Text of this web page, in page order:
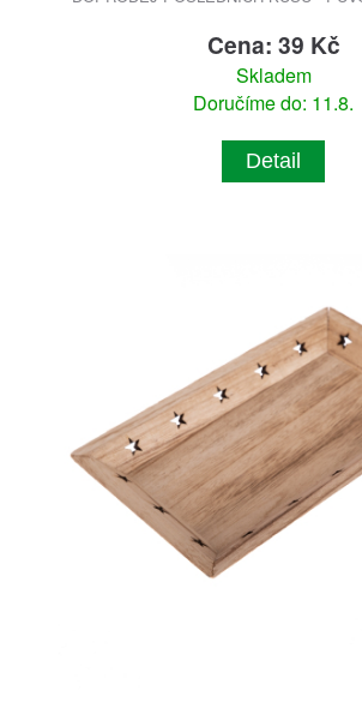
Cena: 39 Kč
Skladem
Doručíme do: 11.8.
Detail